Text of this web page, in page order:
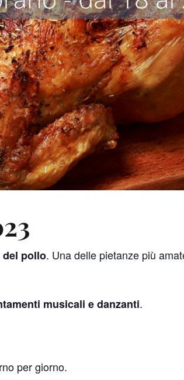
del pollo. Una delle pietanze più
musicali e danzanti.
per giorno.